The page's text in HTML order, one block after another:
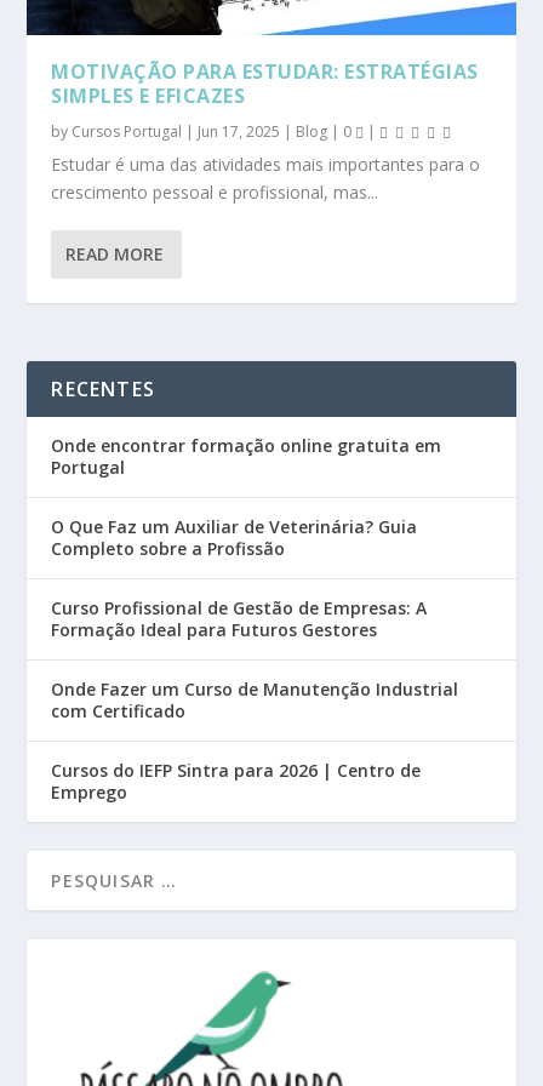
MOTIVAÇÃO PARA ESTUDAR: ESTRATÉGIAS
SIMPLES E EFICAZES
by Cursos Portugal | Jun 17, 2025 | Blog | 0 |
Estudar é uma das atividades mais importantes para o
crescimento pessoal e profissional, mas...
READ MORE
RECENTES
Onde encontrar formação online gratuita em
Portugal
O Que Faz um Auxiliar de Veterinária? Guia
Completo sobre a Profissão
Curso Profissional de Gestão de Empresas: A
Formação Ideal para Futuros Gestores
Onde Fazer um Curso de Manutenção Industrial
com Certificado
Cursos do IEFP Sintra para 2026 | Centro de
Emprego